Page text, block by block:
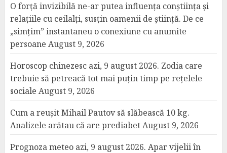
O forță invizibilă ne-ar putea influența conștiința și
relațiile cu ceilalți, susțin oamenii de știință. De ce
„simțim” instantaneu o conexiune cu anumite
persoane August 9, 2026
Horoscop chinezesc azi, 9 august 2026. Zodia care
trebuie să petreacă tot mai puțin timp pe rețelele
sociale August 9, 2026
Cum a reușit Mihail Pautov să slăbească 10 kg.
Analizele arătau că are prediabetAugust 9, 2026
Prognoza meteo azi, 9 august 2026. Apar vijelii în